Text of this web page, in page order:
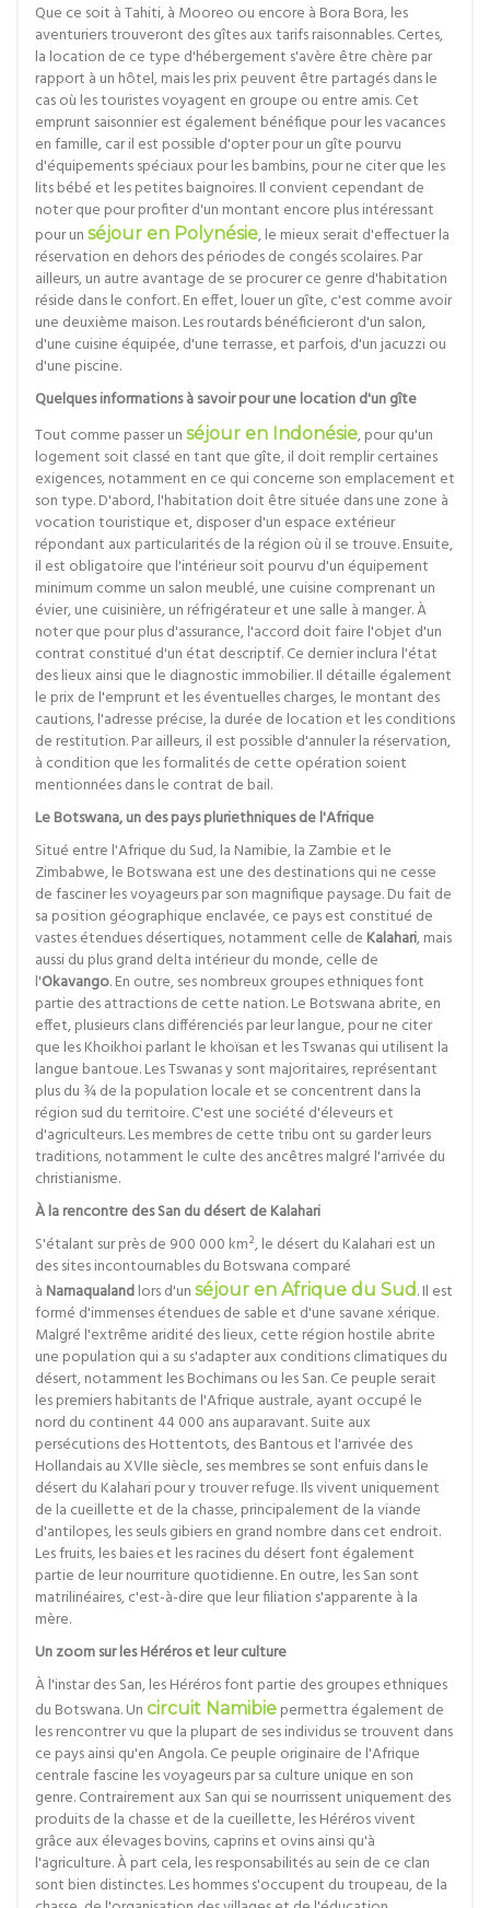
Que ce soit à Tahiti, à Mooreo ou encore à Bora Bora, les
aventuriers trouveront des gîtes aux tarifs raisonnables. Certes,
la location de ce type d'hébergement s'avère être chère par
rapport à un hôtel, mais les prix peuvent être partagés dans le
cas où les touristes voyagent en groupe ou entre amis. Cet
emprunt saisonnier est également bénéfique pour les vacances
en famille, car il est possible d'opter pour un gîte pourvu
d'équipements spéciaux pour les bambins, pour ne citer que les
lits bébé et les petites baignoires. Il convient cependant de
noter que pour profiter d'un montant encore plus intéressant
pour un séjour en Polynésie, le mieux serait d'effectuer la
réservation en dehors des périodes de congés scolaires. Par
ailleurs, un autre avantage de se procurer ce genre d'habitation
réside dans le confort. En effet, louer un gîte, c'est comme avoir
une deuxième maison. Les routards bénéficieront d'un salon,
d'une cuisine équipée, d'une terrasse, et parfois, d'un jacuzzi ou
d'une piscine.
Quelques informations à savoir pour une location d'un gîte
Tout comme passer un séjour en Indonésie, pour qu'un
logement soit classé en tant que gîte, il doit remplir certaines
exigences, notamment en ce qui concerne son emplacement et
son type. D'abord, l'habitation doit être située dans une zone à
vocation touristique et, disposer d'un espace extérieur
répondant aux particularités de la région où il se trouve. Ensuite,
il est obligatoire que l'intérieur soit pourvu d'un équipement
minimum comme un salon meublé, une cuisine comprenant un
évier, une cuisinière, un réfrigérateur et une salle à manger. À
noter que pour plus d'assurance, l'accord doit faire l'objet d'un
contrat constitué d'un état descriptif. Ce dernier inclura l'état
des lieux ainsi que le diagnostic immobilier. Il détaille également
le prix de l'emprunt et les éventuelles charges, le montant des
cautions, l'adresse précise, la durée de location et les conditions
de restitution. Par ailleurs, il est possible d'annuler la réservation,
à condition que les formalités de cette opération soient
mentionnées dans le contrat de bail.
Le Botswana, un des pays pluriethniques de l'Afrique
Situé entre l'Afrique du Sud, la Namibie, la Zambie et le
Zimbabwe, le Botswana est une des destinations qui ne cesse
de fasciner les voyageurs par son magnifique paysage. Du fait de
sa position géographique enclavée, ce pays est constitué de
vastes étendues désertiques, notamment celle de Kalahari, mais
aussi du plus grand delta intérieur du monde, celle de
l'Okavango. En outre, ses nombreux groupes ethniques font
partie des attractions de cette nation. Le Botswana abrite, en
effet, plusieurs clans différenciés par leur langue, pour ne citer
que les Khoikhoi parlant le khoïsan et les Tswanas qui utilisent la
langue bantoue. Les Tswanas y sont majoritaires, représentant
plus du ¾ de la population locale et se concentrent dans la
région sud du territoire. C'est une société d'éleveurs et
d'agriculteurs. Les membres de cette tribu ont su garder leurs
traditions, notamment le culte des ancêtres malgré l'arrivée du
christianisme.
À la rencontre des San du désert de Kalahari
S'étalant sur près de 900 000 km², le désert du Kalahari est un
des sites incontournables du Botswana comparé
à Namaqualandlors d'un séjour en Afrique du Sud. Il est
formé d'immenses étendues de sable et d'une savane xérique.
Malgré l'extrême aridité des lieux, cette région hostile abrite
une population qui a su s'adapter aux conditions climatiques du
désert, notamment les Bochimans ou les San. Ce peuple serait
les premiers habitants de l'Afrique australe, ayant occupé le
nord du continent 44 000 ans auparavant. Suite aux
persécutions des Hottentots, des Bantous et l'arrivée des
Hollandais au XVIIe siècle, ses membres se sont enfuis dans le
désert du Kalahari pour y trouver refuge. Ils vivent uniquement
de la cueillette et de la chasse, principalement de la viande
d'antilopes, les seuls gibiers en grand nombre dans cet endroit.
Les fruits, les baies et les racines du désert font également
partie de leur nourriture quotidienne. En outre, les San sont
matrilinéaires, c'est-à-dire que leur filiation s'apparente à la
mère.
Un zoom sur les Héréros et leur culture
À l'instar des San, les Héréros font partie des groupes ethniques
du Botswana. Un circuit Namibie permettra également de
les rencontrer vu que la plupart de ses individus se trouvent dans
ce pays ainsi qu'en Angola. Ce peuple originaire de l'Afrique
centrale fascine les voyageurs par sa culture unique en son
genre. Contrairement aux San qui se nourrissent uniquement des
produits de la chasse et de la cueillette, les Héréros vivent
grâce aux élevages bovins, caprins et ovins ainsi qu'à
l'agriculture. À part cela, les responsabilités au sein de ce clan
sont bien distinctes. Les hommes s'occupent du troupeau, de la